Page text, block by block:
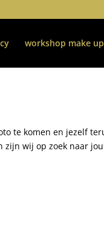
workshop make up
te komen en jezelf
zijn wij op zoek naar